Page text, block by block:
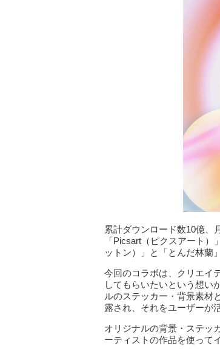
累計ダウンロード数10億、
「Picsart（ピクスアート
ットン）」と「とんだ林蘭
今回のコラボは、クリエイ
してもらいたいという想い
ルのステッカー・背景素材
露され、それをユーザーが
オリジナルの背景・ステッ
ーティストの作品を使って